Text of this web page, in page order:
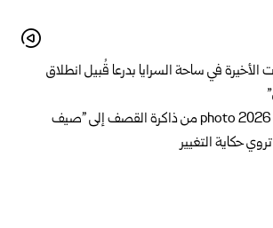
في ساحة السرايا بدرعا قُبيل انطلاق